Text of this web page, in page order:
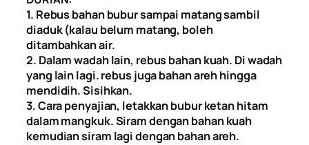
1. Rebus bahan bubur sampai matang sambil
diaduk (kalau belum matang, boleh
ditambahkan air.
2. Dalam wadah lain, rebus bahan kuah. Di wadah
yang lain lagi. rebus juga bahan areh hingga
mendidih. Sisihkan.
3. Cara penyajian, letakkan bubur ketan hitam
dalam mangkuk. Siram dengan bahan kuah
kemudian siram lagi dengan bahan areh.